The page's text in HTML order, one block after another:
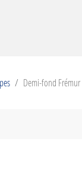
Demi-fond Frémur